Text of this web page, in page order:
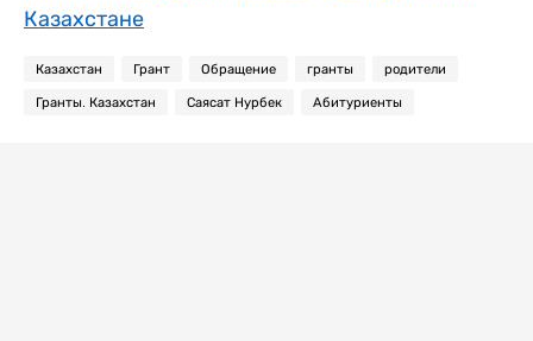
Казахстане
Казахстан Грант Обращение гранты родители
Гранты. Казахстан Саясат Нурбек Абитуриенты